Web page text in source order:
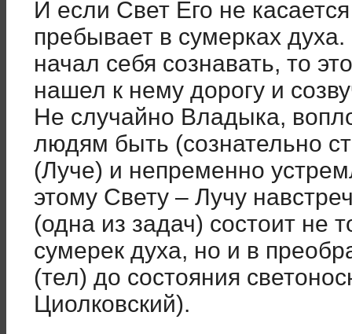
И если Свет Его не
пребывает в сумерках
начал себя сознавать, то
нашел к нему дорогу и
Не случайно Владыка,
людям быть (сознательно
(Луче) и непременно
этому Свету – Лучу
(одна из задач) состоит не
сумерек духа, но и в
(тел) до состояния
Циолковский).